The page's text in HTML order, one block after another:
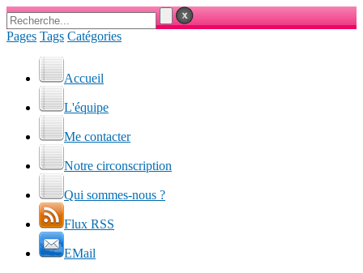
Pages Tags Catégories
Accueil
L'équipe
Me contacter
Notre circonscription
Qui sommes-nous ?
Flux RSS
EMail